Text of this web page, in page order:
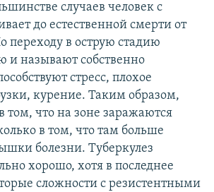
случаев человек с
до естественной смерти от
в острую стадию
и называют собственно
стресс, плохое
курение. Таким образом,
том, что на зоне заражаются
в том, что там больше
болезни. Туберкулез
хорошо, хотя в последнее
сложности с резистентными